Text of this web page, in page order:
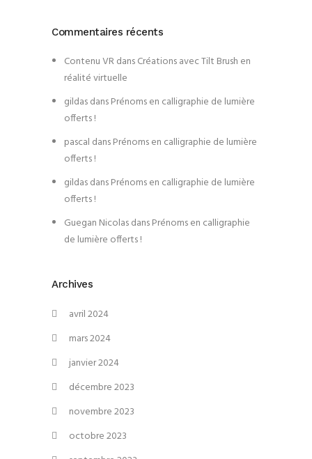
Commentaires récents
Contenu VRdansCréations avec Tilt Brush en
réalité virtuelle
gildasdansPrénoms en calligraphie de lumière
offerts !
pascal dansPrénoms en calligraphie de lumière
offerts !
gildasdansPrénoms en calligraphie de lumière
offerts !
Guegan NicolasdansPrénoms en calligraphie
de lumière offerts !
Archives
avril 2024
mars 2024
janvier 2024
décembre 2023
novembre 2023
octobre 2023